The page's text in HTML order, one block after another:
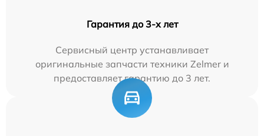
Гарантия до 3-х лет
Сервисный центр устанавливает
оригинальные запчасти техники Zelmer и
предоставляет гарантию до 3 лет.